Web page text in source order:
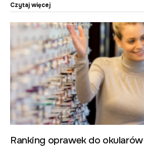
Czytaj więcej
Ranking oprawek do